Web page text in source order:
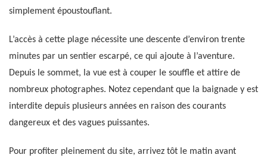
simplement époustouflant.
L’accès à cette plage nécessite une descente d’environ trente
minutes par un sentier escarpé, ce qui ajoute à l’aventure.
Depuis le sommet, la vue est à couper le souffle et attire de
nombreux photographes. Notez cependant que la baignade y est
interdite depuis plusieurs années en raison des courants
dangereux et des vagues puissantes.
Pour profiter pleinement du site, arrivez tôt le matin avant